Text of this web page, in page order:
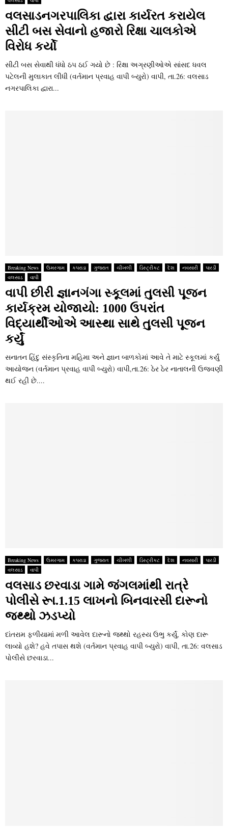
વલસાડનગરપાલિકા દ્વારા કાર્યરત કરાયેલ
સીટી બસ સેવાનો હજારો રિક્ષા ચાલકોએ
વિરોધ કર્યો
સીટી બસ સેવાથી ધંધો ઠપ ઠઈ ગયો છે : રિક્ષા અગ્રણીઓએ સાંસદ ધવલ
પટેલની મુલાકાત લીધી (વર્તમાન પ્રવાહ વાપી બ્‍યુરો) વાપી, તા.26: વલસાડ
નગરપાલિકા દ્વારા...
Breaking News ઉમરગામ કપરાડા ગુજરાત ચીખલી ડિસ્ટ્રીકટ દેશ નવસારી
પારડી
વલસાડ
વાપી
વાપી છીરી જ્ઞાનગંગા સ્‍કૂલમાં તુલસી પૂજન
કાર્યક્રમ યોજાયો: 1000 ઉપરાંત
વિદ્યાર્થીઓએ આસ્‍થા સાથે તુલસી પૂજન
કર્યું
સનાતન હિંદુ સંસ્‍કૃતિના મહિમા અને જ્ઞાન બાળકોમાં આવે તે માટે સ્‍કૂલમાં કર્યું
આયોજન (વર્તમાન પ્રવાહ વાપી બ્‍યુરો) વાપી,તા.26: ઠેર ઠેર નાતાલની ઉજવણી
થઈ રહી છે....
Breaking News ઉમરગામ કપરાડા ગુજરાત ચીખલી ડિસ્ટ્રીકટ દેશ નવસારી
પારડી
વલસાડ
વાપી
વલસાડ છરવાડા ગામે જંગલમાંથી રાત્રે
પોલીસે રૂા.1.15 લાખનો બિનવારસી દારૂનો
જથ્‍થો ઝડપ્‍યો
દાંતરામ ફળીયામાં મળી આવેલ દારૂનો જથ્‍થો રહસ્‍ય ઉભુ કર્યું, કોણ દારૂ
લાવ્‍યો હશે? હવે તપાસ થશે (વર્તમાન પ્રવાહ વાપી બ્‍યુરો) વાપી, તા.26: વલસાડ
પોલીસે છરવાડા...